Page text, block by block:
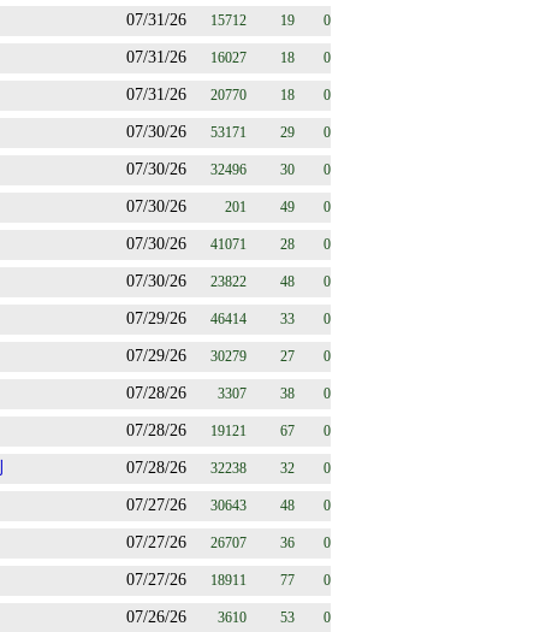
07/31/26 15712 19 0
07/31/26 16027 18 0
07/31/26 20770 18 0
07/30/26 53171 29 0
07/30/26 32496 30 0
07/30/26 201 49 0
07/30/26 41071 28 0
07/30/26 23822 48 0
07/29/26 46414 33 0
07/29/26 30279 27 0
07/28/26 3307 38 0
07/28/26 19121 67 0
07/28/26 32238 32 0
07/27/26 30643 48 0
07/27/26 26707 36 0
07/27/26 18911 77 0
07/26/26 3610 53 0